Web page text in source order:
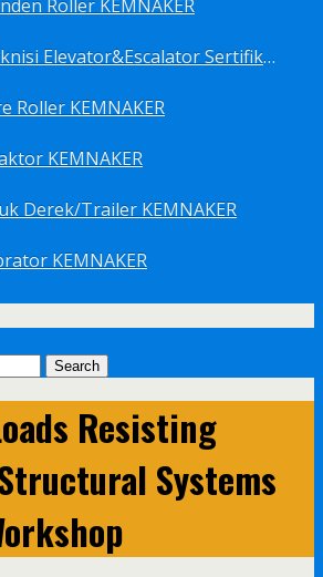
Roller KEMNAKER
Sertifikasi Teknisi Elevator&Escalator Sertifikat Kemenaker KEMNAKER
Roller KEMNAKER
KEMNAKER
Derek/Trailer KEMNAKER
KEMNAKER
Resisting
Systems